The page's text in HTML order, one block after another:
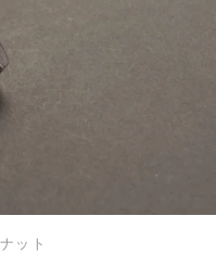
ナット